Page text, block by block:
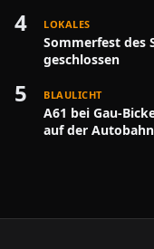
4 LOKALES
Sommerfest des
geschlossen
5 BLAULICHT
A61 bei Gau-
auf der Autobahn